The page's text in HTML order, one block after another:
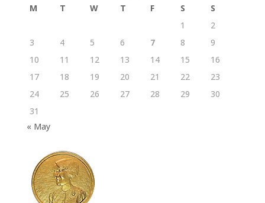
M T W T F S
S
1
2
3
4 5 6 7 8
9
10
11 12 13 14 15
16
17
18 19 20 21 22
23
24
25 26 27 28 29
30
31
« May